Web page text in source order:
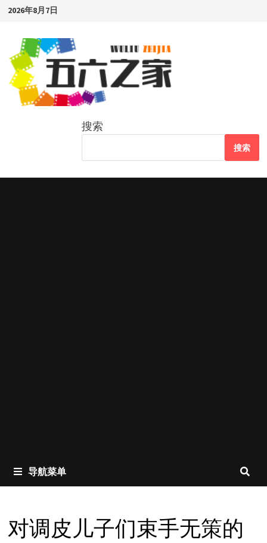
Skip
content
2026年8月7日
搜索
搜索
导航菜单
对调皮儿子们束手无策的